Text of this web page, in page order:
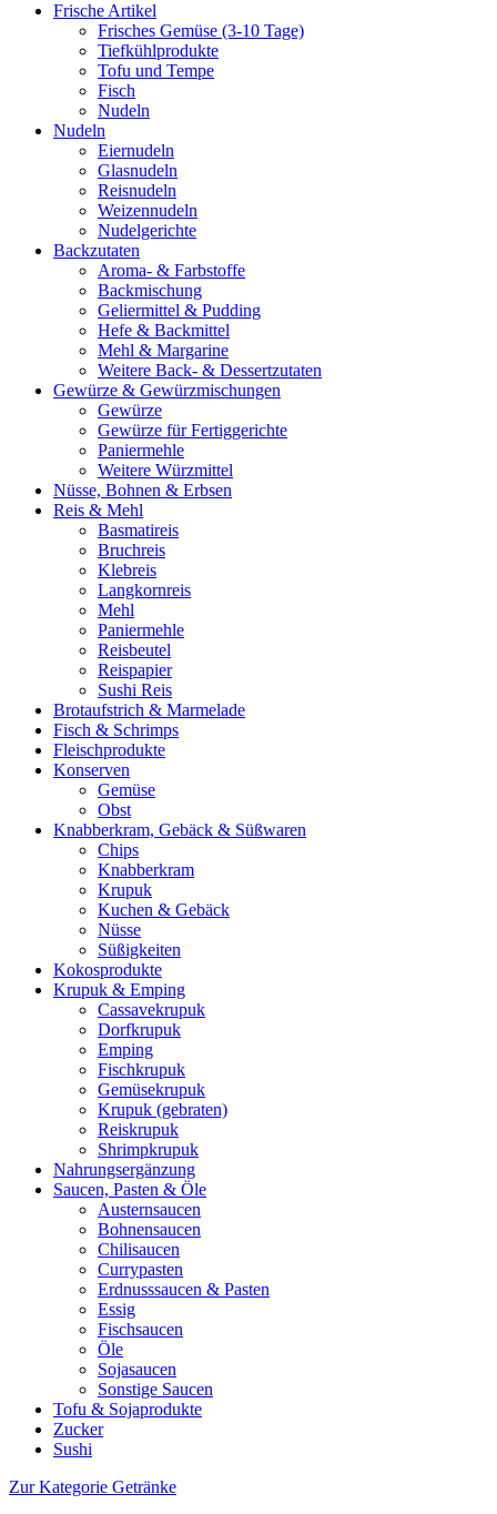
Frische Artikel
Frisches Gemüse (3-10 Tage)
Tiefkühlprodukte
Tofu und Tempe
Fisch
Nudeln
Nudeln
Eiernudeln
Glasnudeln
Reisnudeln
Weizennudeln
Nudelgerichte
Backzutaten
Aroma- & Farbstoffe
Backmischung
Geliermittel & Pudding
Hefe & Backmittel
Mehl & Margarine
Weitere Back- & Dessertzutaten
Gewürze & Gewürzmischungen
Gewürze
Gewürze für Fertiggerichte
Paniermehle
Weitere Würzmittel
Nüsse, Bohnen & Erbsen
Reis & Mehl
Basmatireis
Bruchreis
Klebreis
Langkornreis
Mehl
Paniermehle
Reisbeutel
Reispapier
Sushi Reis
Brotaufstrich & Marmelade
Fisch & Schrimps
Fleischprodukte
Konserven
Gemüse
Obst
Knabberkram, Gebäck & Süßwaren
Chips
Knabberkram
Krupuk
Kuchen & Gebäck
Nüsse
Süßigkeiten
Kokosprodukte
Krupuk & Emping
Cassavekrupuk
Dorfkrupuk
Emping
Fischkrupuk
Gemüsekrupuk
Krupuk (gebraten)
Reiskrupuk
Shrimpkrupuk
Nahrungsergänzung
Saucen, Pasten & Öle
Austernsaucen
Bohnensaucen
Chilisaucen
Currypasten
Erdnusssaucen & Pasten
Essig
Fischsaucen
Öle
Sojasaucen
Sonstige Saucen
Tofu & Sojaprodukte
Zucker
Sushi
Zur Kategorie Getränke